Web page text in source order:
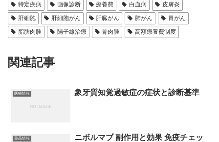
特定疾病
画像診断 療養費 白血病
皮膚炎
肝細胞
肝細胞がん 肝臓がん 肺がん
胃がん
脂肪肉腫
陽子線治療 骨肉腫 高額療養費制度
関連記事
医療情報 象牙質知覚過敏症の症状と診断基準
薬品情報
ニボルマブ 副作用と効果 免疫チェッ